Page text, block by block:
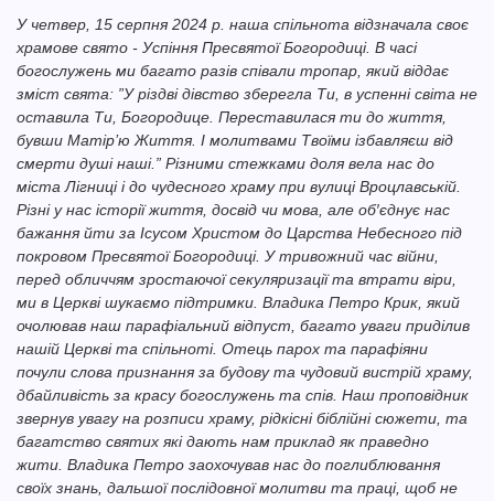
У четвер, 15 серпня 2024 р. наша спільнота відзначала своє
храмове свято - Успіння Пресвятої Богородиці. В часі
богослужень ми багато разів співали тропар, який віддає
зміст свята: ”У різдві дівство зберегла Ти, в успенні світа не
оставила Ти, Богородице. Переставилася ти до життя,
бувши Ма­тір’ю Життя. І молитвами Твоїми ізбавляєш від
смерти душі наші.” Різними стежками доля вела нас до
міста Лігниці і до чудесного храму при вулиці Вроцлавській.
Різні у нас історії життя, досвід чи мова, але об′єднує нас
бажання йти за Ісусом Христом до Царства Небесного під
покровом Пресвятої Богородиці. У тривожний час війни,
перед обличчям зростаючої секуляризації та втрати віри,
ми в Церкві шукаємо підтримки. Владика Петро Крик, який
очолював наш парафіальний відпуст, багато уваги приділив
нашій Церкві та спільноті. Отець парох та парафіяни
почули слова признання за будову та чудовий вистрій храму,
дбайливість за красу богослужень та спів. Наш проповідник
звернув увагу на розписи храму, рідкісні біблійні сюжети, та
багатство святих які дають нам приклад як праведно
жити. Владика Петро заохочував нас до поглиблювання
своїх знань, дальшої послідовної молитви та праці, щоб не